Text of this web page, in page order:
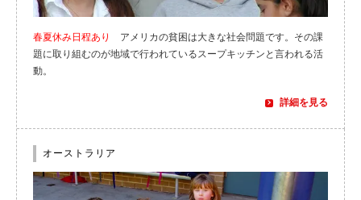
春夏休み日程あり
アメリカの貧困は大きな社会問題です。その課
題に取り組むのが地域で行われているスープキッチンと言われる活
動。
詳細を見る
オーストラリア